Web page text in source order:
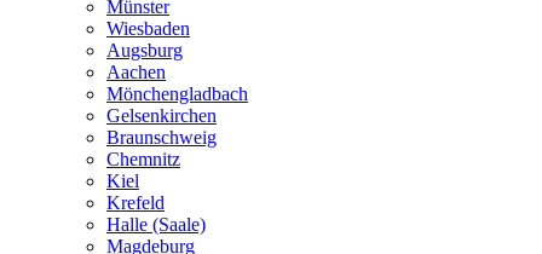
Münster
Wiesbaden
Augsburg
Aachen
Mönchengladbach
Gelsenkirchen
Braunschweig
Chemnitz
Kiel
Krefeld
Halle (Saale)
Magdeburg